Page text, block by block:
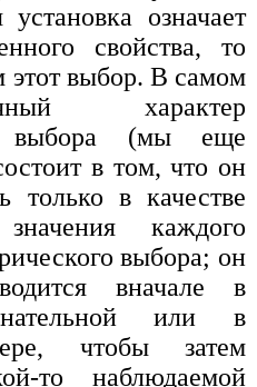
оз­начает
свойства, то
этот выбор. В самом
характер
выбора (мы еще
в том, что он
только в качестве
значения каждого
выбора; он
вначале в
или в
чтобы затем
то наблюдаемой